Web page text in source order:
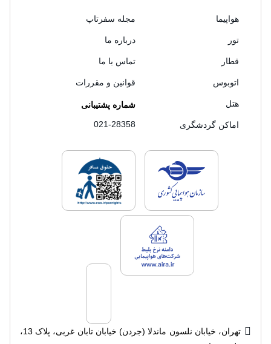
هواپیما
تور
قطار
اتوبوس
هتل
اماکن گردشگری
مجله سفرتاپ
درباره ما
تماس با ما
قوانین و مقررات
شماره پشتیبانی
021-28358
لایسنس های فروش سفرتاپلایسنس های
لایسنس های فروش سفرتاپ
تهران، خیابان نلسون ماندلا (جردن) خیابان تابان غربی، پلاک 13،